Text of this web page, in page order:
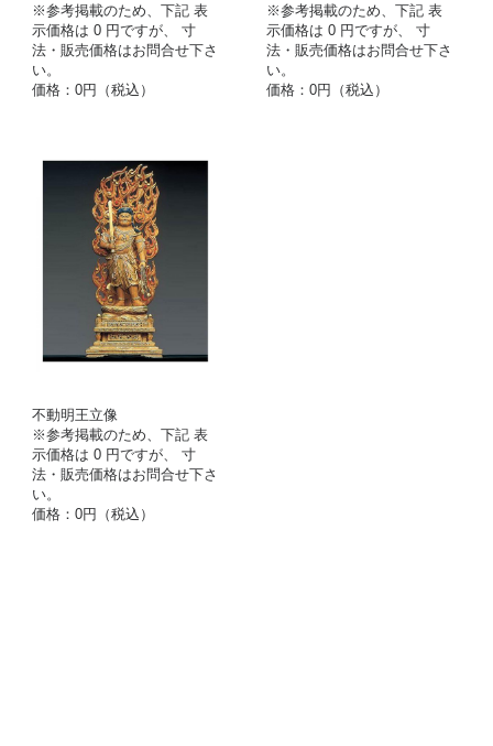
※参考掲載のため、下記 表
示価格は 0 円ですが、 寸
法・販売価格はお問合せ下さ
い。
価格：0円（税込）
※参考掲載のため、下記 表
示価格は 0 円ですが、 寸
法・販売価格はお問合せ下さ
い。
価格：0円（税込）
不動明王立像
※参考掲載のため、下記 表
示価格は 0 円ですが、 寸
法・販売価格はお問合せ下さ
い。
価格：0円（税込）